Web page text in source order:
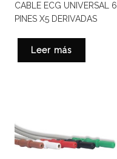
CABLE ECG UNIVERSAL 6
PINES X5 DERIVADAS
Leer más